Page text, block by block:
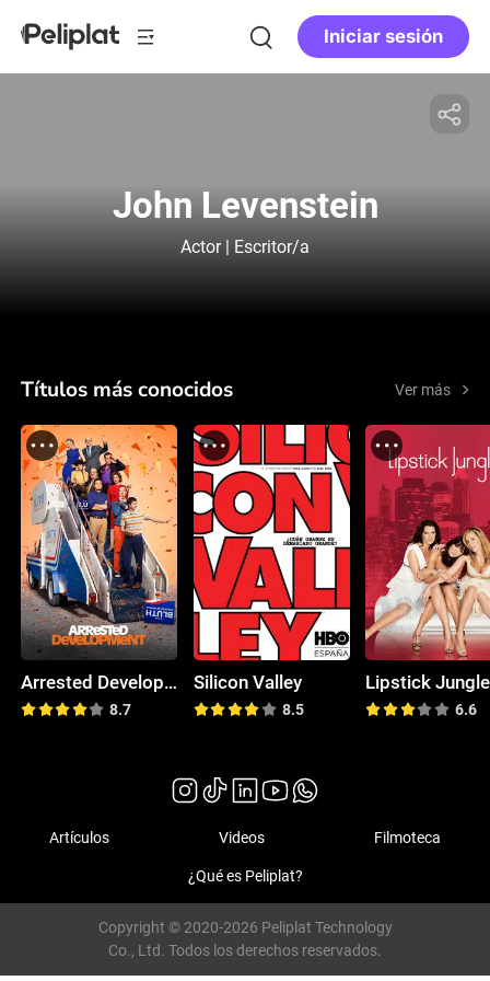
Iniciar sesión
John Levenstein
Actor | Escritor/a
Títulos más conocidos Ver más
Arrested Development
8.7
Silicon Valley
8.5
Lipstick Jungle
6.6
Artículos Videos Filmoteca
¿Qué es Peliplat?
Copyright © 2020-2026 Peliplat Technology
Co., Ltd. Todos los derechos reservados.